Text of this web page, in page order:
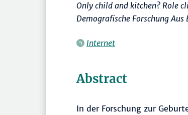
Only child and kitchen? Role
Demografische Forschung Aus
Internet
Abstract
In der Forschung zur